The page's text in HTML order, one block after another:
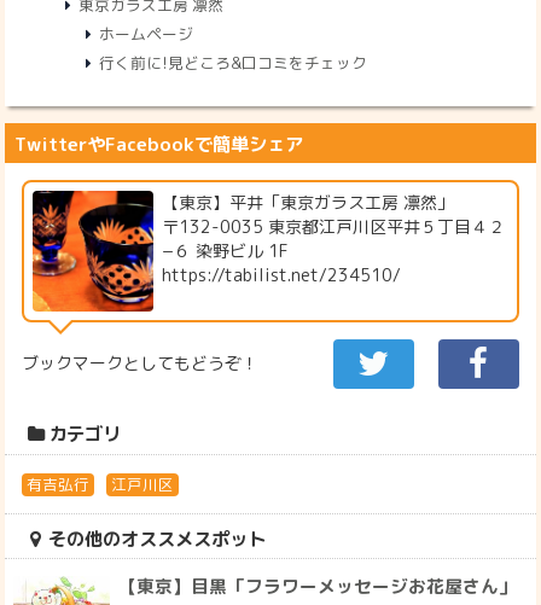
東京ガラス工房 凛然
ホームページ
行く前に!見どころ&口コミをチェック
TwitterやFacebookで簡単シェア
【東京】平井「東京ガラス工房 凛然」
〒132-0035 東京都江戸川区平井５丁目４２
−６ 染野ビル 1F
https://tabilist.net/234510/
ブックマークとしてもどうぞ！
カテゴリ
有吉弘行 江戸川区
その他のオススメスポット
【東京】目黒「フラワーメッセージお花屋さん」